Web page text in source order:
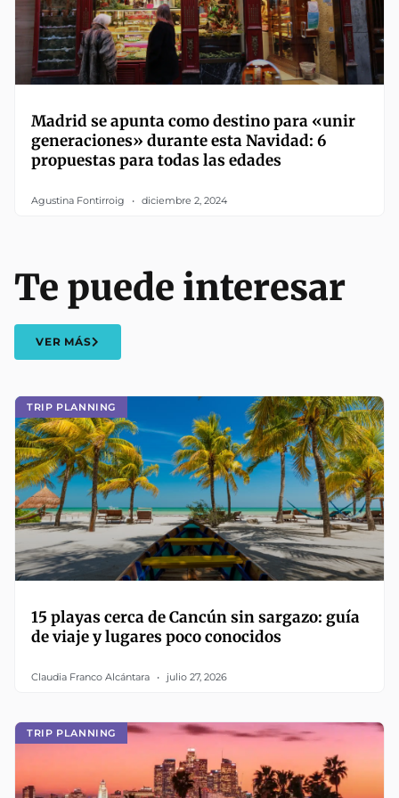
Madrid se apunta como destino para «unir
generaciones» durante esta Navidad: 6
propuestas para todas las edades
Agustina Fontirroig diciembre 2, 2024
TRIP PLANNING
15 playas cerca de Cancún sin sargazo: guía
de viaje y lugares poco conocidos
Claudia Franco Alcántara julio 27, 2026
TRIP PLANNING
Te puede interesar
VER MÁS